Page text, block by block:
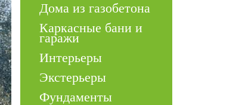
Дома из газобетона
Каркасные бани и
гаражи
Интерьеры
Экстерьеры
Фундаменты